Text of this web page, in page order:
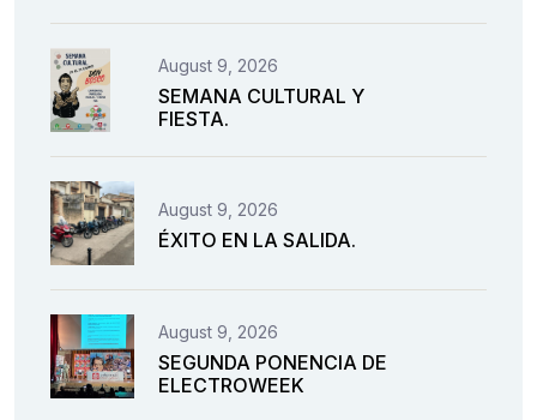
August 9, 2026
SEMANA CULTURAL Y
FIESTA.
August 9, 2026
ÉXITO EN LA SALIDA.
August 9, 2026
SEGUNDA PONENCIA DE
ELECTROWEEK